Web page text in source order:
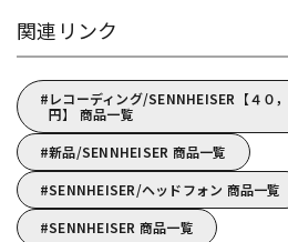
関連リンク
レコーディング/SENNHEISER【４０
円】 商品一覧
新品/SENNHEISER 商品一覧
SENNHEISER/ヘッドフォン 商品一覧
SENNHEISER 商品一覧